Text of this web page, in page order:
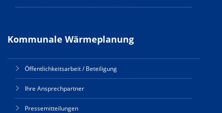
Kommunale Wärmeplanung
Öffentlichkeitsarbeit / Beteiligung
Ihre Ansprechpartner
Pressemitteilungen